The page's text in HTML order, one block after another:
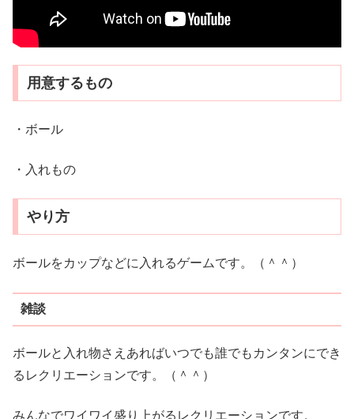
用意するもの
・ボール
・入れもの
やり方
ボールをカップなどに入れるゲームです。（＾＾）
雑談
ボールと入れ物さえあればいつでも誰でもカンタンにでき
るレクリエーションです。（＾＾）
みんなでワイワイ盛り上がるレクリエーションです。